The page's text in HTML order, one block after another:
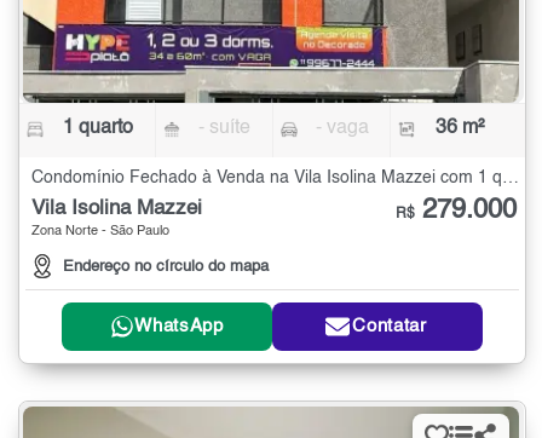
1 quarto - suíte - vaga 36 m²
Vila Isolina Mazzei
Zona Norte - São Paulo
Endereço no círculo do mapa
R$ 279.000
WhatsApp Contatar